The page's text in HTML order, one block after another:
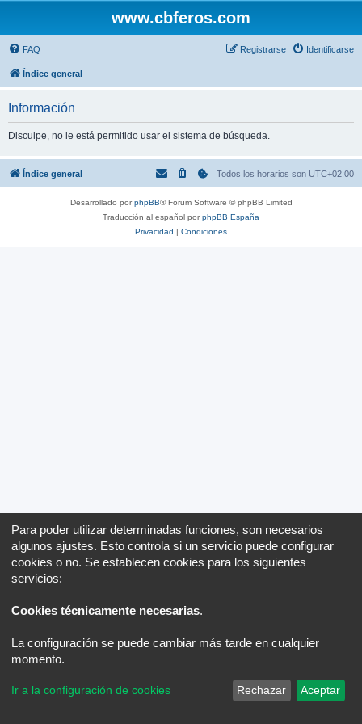
www.cbferos.com
FAQ Identificarse
Registrarse
Índice general
Información
Disculpe, no le está permitido usar el sistema de búsqueda.
Índice general Todos los horarios son UTC+02:00
Desarrollado porphpBB® Forum Software © phpBB Limited
Traducción al español porphpBB España
Privacidad | Condiciones
Para poder utilizar determinadas funciones, son necesarios
algunos ajustes. Esto controla si un servicio puede configurar
cookies o no. Se establecen cookies para los siguientes
servicios:
Cookies técnicamente necesarias.
La configuración se puede cambiar más tarde en cualquier
momento.
Ir a la configuración de cookies Rechazar Aceptar